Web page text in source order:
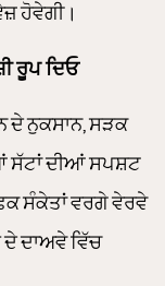
ਹੋਵੇਗੀ।
ਰੂਪ ਦਿਓ
ਦੇ ਨੁਕਸਾਨ, ਸੜਕ
ਸੱਟਾਂ ਦੀਆਂ ਸਪਸ਼ਟ
ਸੰਕੇਤਾਂ ਵਰਗੇ ਵੇਰਵੇ
ਦਾਅਵੇ ਵਿੱਚ